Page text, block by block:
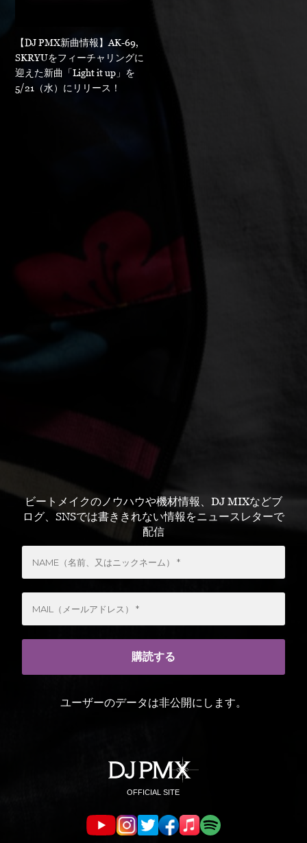
【DJ PMX新曲情報】AK-69,
SKRYUをフィーチャリングに
迎えた新曲「Light it up」を
5/21（水）にリリース！
ビートメイクのノウハウや機材情報、DJ MIXなどブ
ログ、SNSでは書ききれない情報をニュースレターで
配信
ユーザーのデータは非公開にします。